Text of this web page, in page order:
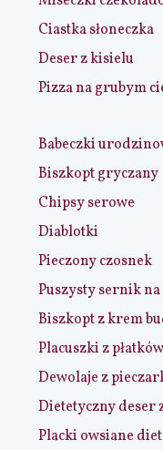
Ciastka słoneczka
Deser z kisielu
Pizza na grubym
Babeczki
Biszkopt gryczany
Chipsy serowe
Diablotki
Pieczony czosnek
Puszysty sernik
Biszkopt z krem
Placuszki z
Dewolaje z
Dietetyczny deser
Placki owsiane